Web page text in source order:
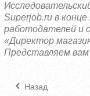
Superjob.ru в
работодателей и
«Директор
Представляем
Назад